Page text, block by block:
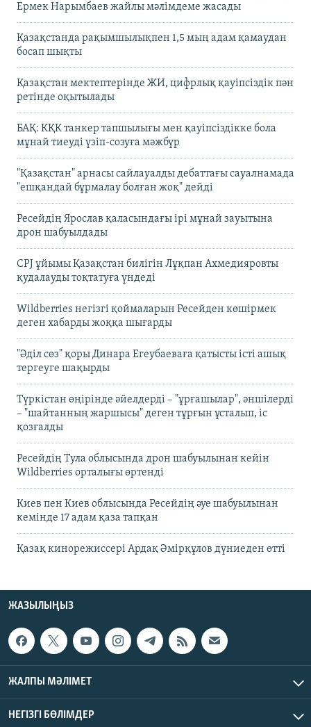
Ермек Нарымбаев жайлы мәлімдеме жасады
Қазақстанда рақымшылықпен 1,5 мың адам қамаудан
босап шықты
Қазақстан мектептерінде ЖИ, цифрлық қауіпсіздік пән
ретінде оқытылады
БАҚ: КҚК танкер тапшылығы мен қауіпсіздікке бола
мұнай тиеуді үзіп-созуға мәжбүр
"Қазақстан" арнасы сайлауалды дебаттағы сауалнамада
"ешқандай бұрмалау болған жоқ" дейді
Ресейдің Ярослав қаласындағы ірі мұнай зауытына
дрон шабуылдады
CPJ ұйымы Қазақстан билігін Лұқпан Ахмедияровты
қудалауды тоқтатуға үндеді
Wildberries негізгі қоймаларын Ресейден көшірмек
деген хабарды жоққа шығарды
"Әділ сөз" қоры Динара Егеубаеваға қатысты істі ашық
тергеуге шақырды
Түркістан өңірінде әйелдерді – "ұрғашылар", әншілерді
– "шайтанның жаршысы" деген тұрғын ұсталып, іс
қозғалды
Ресейдің Тула облысында дрон шабуылынан кейін
Wildberries орталығы өртенді
Киев пен Киев облысында Ресейдің әуе шабуылынан
кемінде 17 адам қаза тапқан
Қазақ кинорежиссері Ардақ Әмірқұлов дүниеден өтті
ЖАЗЫЛЫҢЫЗ
ЖАЛПЫ МӘЛІМЕТ
НЕГІЗГІ БӨЛІМДЕР